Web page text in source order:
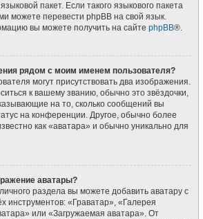
пакет. Если такого языкового пакета
можете перевести phpBB на свой язык.
вы можете получить на сайте phpBB®.
рядом с моим именем пользователя?
могут присутствовать два изображения.
к вашему званию, обычно это звёздочки,
на то, сколько сообщений вы
на конференции. Другое, обычно более
как «аватара» и обычно уникально для
аватары?
раздела вы можете добавить аватару с
инструментов: «Граватар», «Галерея
или «Загружаемая аватара». От